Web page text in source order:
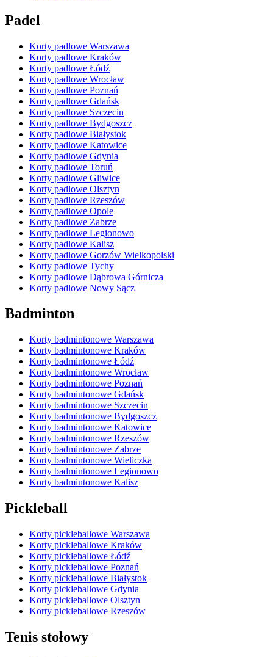
Padel
Korty padlowe Warszawa
Korty padlowe Kraków
Korty padlowe Łódź
Korty padlowe Wrocław
Korty padlowe Poznań
Korty padlowe Gdańsk
Korty padlowe Szczecin
Korty padlowe Bydgoszcz
Korty padlowe Białystok
Korty padlowe Katowice
Korty padlowe Gdynia
Korty padlowe Toruń
Korty padlowe Gliwice
Korty padlowe Olsztyn
Korty padlowe Rzeszów
Korty padlowe Opole
Korty padlowe Zabrze
Korty padlowe Legionowo
Korty padlowe Kalisz
Korty padlowe Gorzów Wielkopolski
Korty padlowe Tychy
Korty padlowe Dąbrowa Górnicza
Korty padlowe Nowy Sącz
Badminton
Korty badmintonowe Warszawa
Korty badmintonowe Kraków
Korty badmintonowe Łódź
Korty badmintonowe Wrocław
Korty badmintonowe Poznań
Korty badmintonowe Gdańsk
Korty badmintonowe Szczecin
Korty badmintonowe Bydgoszcz
Korty badmintonowe Katowice
Korty badmintonowe Rzeszów
Korty badmintonowe Zabrze
Korty badmintonowe Wieliczka
Korty badmintonowe Legionowo
Korty badmintonowe Kalisz
Pickleball
Korty pickleballowe Warszawa
Korty pickleballowe Kraków
Korty pickleballowe Łódź
Korty pickleballowe Poznań
Korty pickleballowe Białystok
Korty pickleballowe Gdynia
Korty pickleballowe Olsztyn
Korty pickleballowe Rzeszów
Tenis stołowy